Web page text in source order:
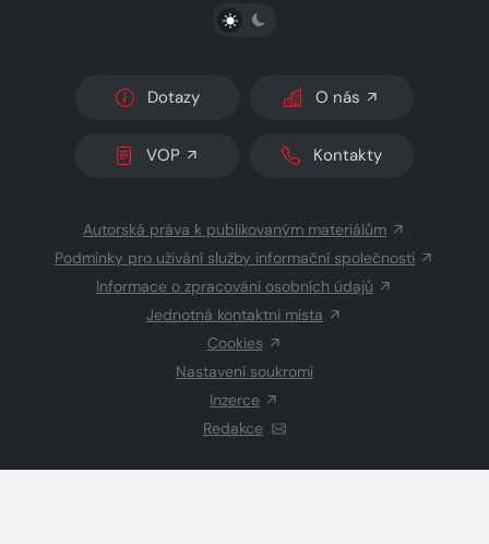
PŘEPNOUT SVĚTLÝ/TMAVÝ REŽIM
Dotazy O nás
VOP Kontakty
Autorská práva k publikovaným materiálům
Podmínky pro užívání služby informační společnosti
Informace o zpracování osobních údajů
Jednotná kontaktní místa
Cookies
Nastavení soukromí
Inzerce
Redakce